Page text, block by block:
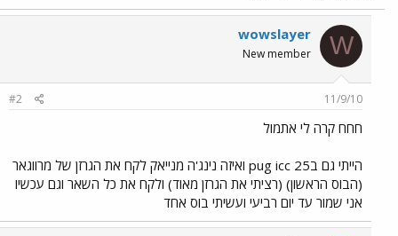
W
wowslayer
New member
11/9/10
#2
חחח קרה לי אתמול
הייתי גם בpug icc 25 ואיזה נינג'ה מנייאק לקח את הגרזן של מרווגאר
(הבוס הראשון) (רציתי את הגרזן מאוד) ולקח את כל השאר וגם עכשיו
אני שמור עד יום רביעי ועשיתי בוס אחד